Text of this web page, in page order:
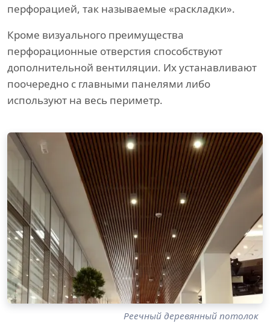
перфорацией, так называемые «раскладки».
Кроме визуального преимущества
перфорационные отверстия способствуют
дополнительной вентиляции. Их устанавливают
поочередно с главными панелями либо
используют на весь периметр.
Реечный деревянный потолок